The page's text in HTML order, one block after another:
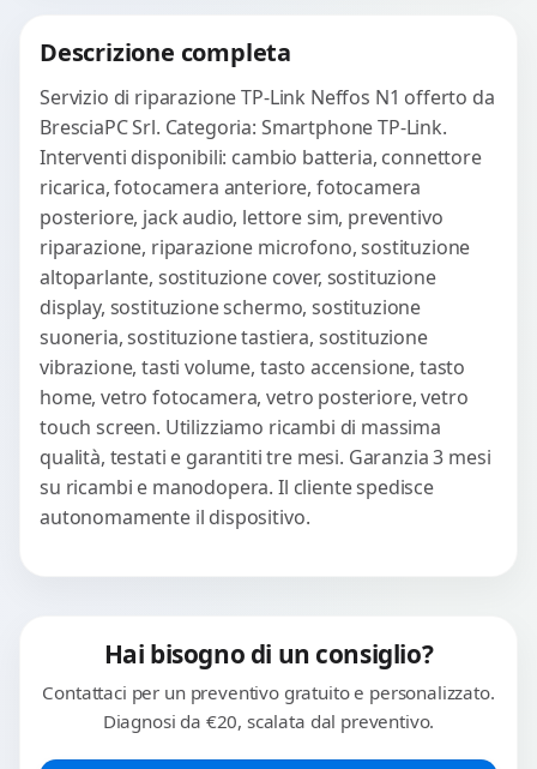
Descrizione completa
Servizio di riparazione TP-Link Neffos N1 offerto da
BresciaPC Srl. Categoria: Smartphone TP-Link.
Interventi disponibili: cambio batteria, connettore
ricarica, fotocamera anteriore, fotocamera
posteriore, jack audio, lettore sim, preventivo
riparazione, riparazione microfono, sostituzione
altoparlante, sostituzione cover, sostituzione
display, sostituzione schermo, sostituzione
suoneria, sostituzione tastiera, sostituzione
vibrazione, tasti volume, tasto accensione, tasto
home, vetro fotocamera, vetro posteriore, vetro
touch screen. Utilizziamo ricambi di massima
qualità, testati e garantiti tre mesi. Garanzia 3 mesi
su ricambi e manodopera. Il cliente spedisce
autonomamente il dispositivo.
Hai bisogno di un consiglio?
Contattaci per un preventivo gratuito e personalizzato.
Diagnosi da €20, scalata dal preventivo.